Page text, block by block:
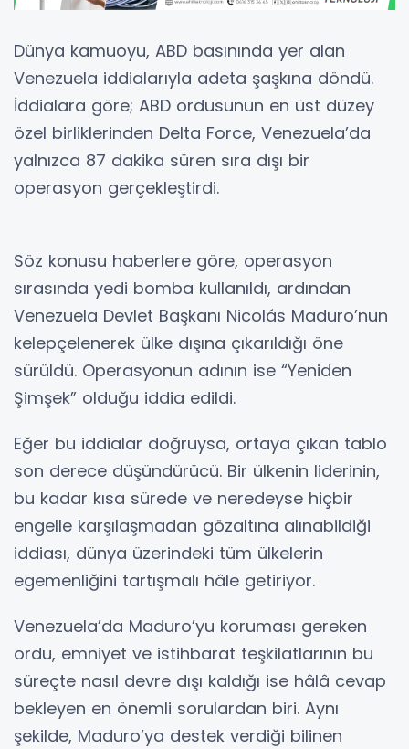
Dünya kamuoyu, ABD basınında yer alan
Venezuela iddialarıyla adeta şaşkına döndü.
İddialara göre; ABD ordusunun en üst düzey
özel birliklerinden Delta Force, Venezuela’da
yalnızca 87 dakika süren sıra dışı bir
operasyon gerçekleştirdi.
Söz konusu haberlere göre, operasyon
sırasında yedi bomba kullanıldı, ardından
Venezuela Devlet Başkanı Nicolás Maduro’nun
kelepçelenerek ülke dışına çıkarıldığı öne
sürüldü. Operasyonun adının ise “Yeniden
Şimşek” olduğu iddia edildi.
Eğer bu iddialar doğruysa, ortaya çıkan tablo
son derece düşündürücü. Bir ülkenin liderinin,
bu kadar kısa sürede ve neredeyse hiçbir
engelle karşılaşmadan gözaltına alınabildiği
iddiası, dünya üzerindeki tüm ülkelerin
egemenliğini tartışmalı hâle getiriyor.
Venezuela’da Maduro’yu koruması gereken
ordu, emniyet ve istihbarat teşkilatlarının bu
süreçte nasıl devre dışı kaldığı ise hâlâ cevap
bekleyen en önemli sorulardan biri. Aynı
şekilde, Maduro’ya destek verdiği bilinen